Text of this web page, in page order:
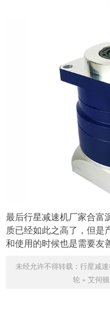
最后行星减速机厂家合富
质已经如此之高了，但是
和使用的时候也是需要友
未经允许不得转载： 行星减
轮» 艾伺